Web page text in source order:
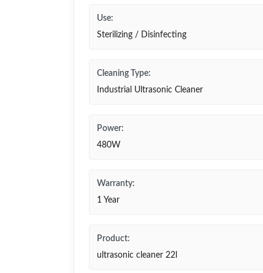
Use:
Sterilizing / Disinfecting
Cleaning Type:
Industrial Ultrasonic Cleaner
Power:
480W
Warranty:
1 Year
Product:
ultrasonic cleaner 22l